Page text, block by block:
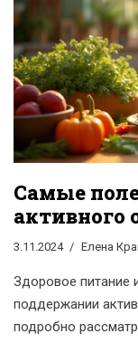
которые помогают
обеспечивают
уделяется
только была
Самые
активного
3.11.2024 Елена
Здоровое питание
поддержании
подробно